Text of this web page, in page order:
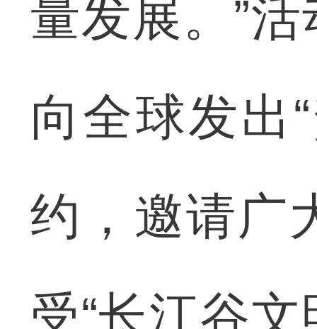
量发展。”
向全球发出
约，邀请广
受“长江谷